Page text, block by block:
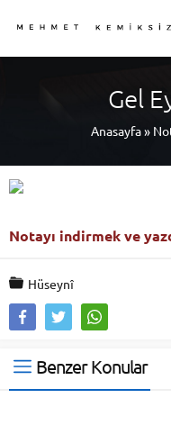
Gel
Anasayfa»
Notayı indirmek ve
Hüseynî
Benzer Konular